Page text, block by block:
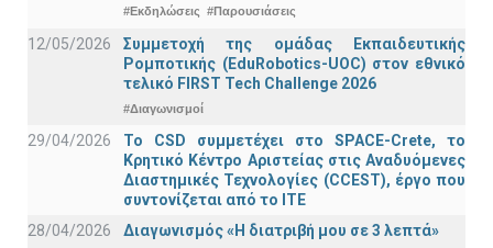
#Εκδηλώσεις #Παρουσιάσεις
12/05/2026
Συμμετοχή της ομάδας Εκπαιδευτικής
Ρομποτικής (EduRobotics-UOC) στον εθνικό
τελικό FIRST Tech Challenge 2026
#Διαγωνισμοί
29/04/2026
Το CSD συμμετέχει στο SPACE-Crete, το
Κρητικό Κέντρο Αριστείας στις Αναδυόμενες
Διαστημικές Τεχνολογίες (CCEST), έργο που
συντονίζεται από το ΙΤΕ
28/04/2026
Διαγωνισμός «Η διατριβή μου σε 3 λεπτά»